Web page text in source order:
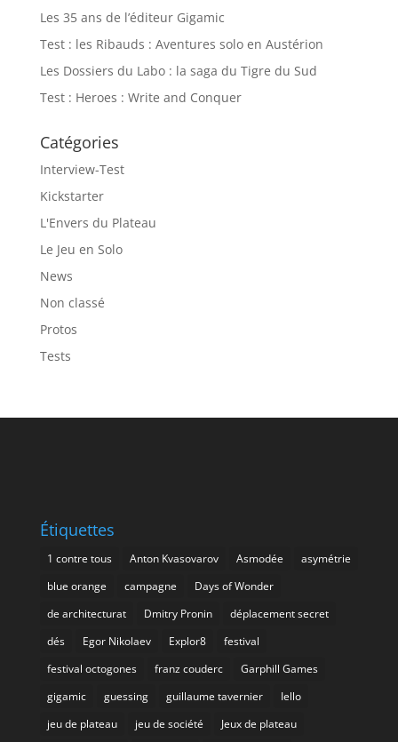
Les 35 ans de l’éditeur Gigamic
Test : les Ribauds : Aventures solo en Austérion
Les Dossiers du Labo : la saga du Tigre du Sud
Test : Heroes : Write and Conquer
Catégories
Interview-Test
Kickstarter
L'Envers du Plateau
Le Jeu en Solo
News
Non classé
Protos
Tests
Étiquettes
1 contre tous Anton Kvasovarov Asmodée
asymétrie
blue orange
campagne
Days of Wonder
de architecturat
Dmitry Pronin
déplacement secret
dés
Egor Nikolaev Explor8
festival
festival octogones
franz couderc
Garphill Games
gigamic
guessing guillaume tavernier
Iello
jeu de plateau
jeu de société
Jeux de plateau